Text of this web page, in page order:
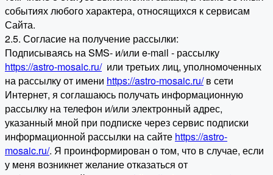
событиях любого характера, относящихся к сервисам
Сайта.
2.5. Согласие на получение рассылки:
Подписываясь на SMS- и/или e-mail - рассылку
https://astro-mosaic.ru/или третьих лиц, уполномоченных
на рассылку от имени https://astro-mosaic.ru/в сети
Интернет, я соглашаюсь получать информационную
рассылку на телефон и/или электронный адрес,
указанный мной при подписке через сервис подписки
информационной рассылки на сайте https://astro-
mosaic.ru/. Я проинформирован о том, что в случае, если
у меня возникнет желание отказаться от